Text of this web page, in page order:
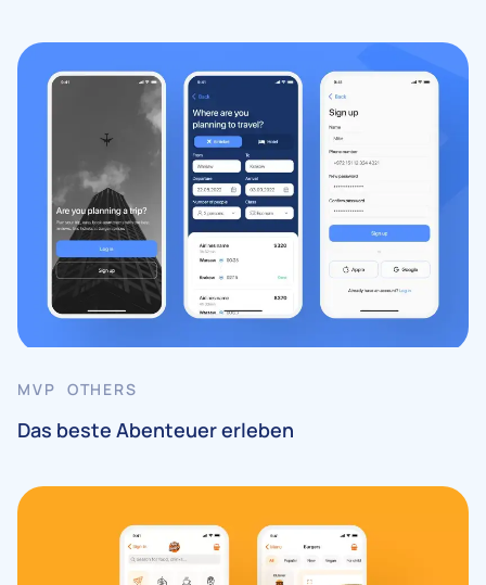
MVP OTHERS
Das beste Abenteuer erleben